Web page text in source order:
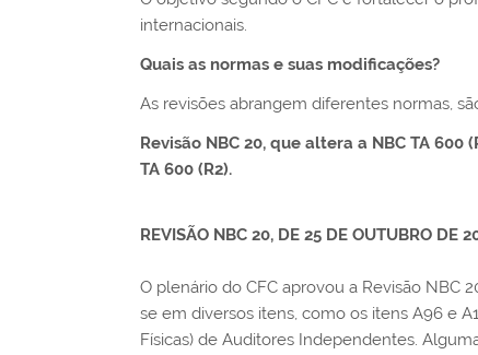
internacionais.
Quais as normas e suas modificações?
As revisões abrangem diferentes normas,
Revisão NBC 20, que altera a NBC TA 600
TA 600 (R2).
REVISÃO NBC 20, DE 25 DE OUTUBRO DE
O plenário do CFC aprovou a Revisão NBC
se em diversos itens, como os itens A96 e
Físicas) de Auditores Independentes.